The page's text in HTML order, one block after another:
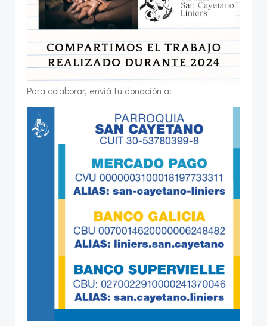
Para colaborar, enviá tu donación a: